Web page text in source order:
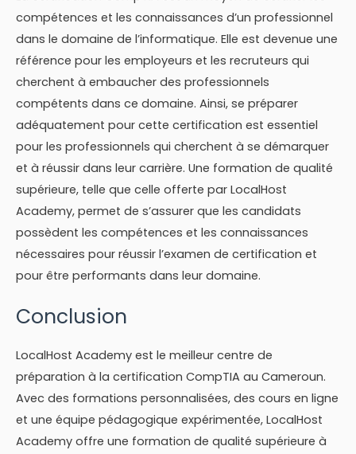
compétences et les connaissances d’un professionnel
dans le domaine de l’informatique. Elle est devenue une
référence pour les employeurs et les recruteurs qui
cherchent à embaucher des professionnels
compétents dans ce domaine. Ainsi, se préparer
adéquatement pour cette certification est essentiel
pour les professionnels qui cherchent à se démarquer
et à réussir dans leur carrière. Une formation de qualité
supérieure, telle que celle offerte par LocalHost
Academy, permet de s’assurer que les candidats
possèdent les compétences et les connaissances
nécessaires pour réussir l’examen de certification et
pour être performants dans leur domaine.
Conclusion
LocalHost Academy est le meilleur centre de
préparation à la certification CompTIA au Cameroun.
Avec des formations personnalisées, des cours en ligne
et une équipe pédagogique expérimentée, LocalHost
Academy offre une formation de qualité supérieure à